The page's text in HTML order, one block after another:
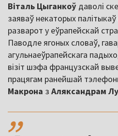
Віталь Цыганкоў даволі
заяваў некаторых
разварот у еўрапейскай
Паводле ягоных словаў,
агульнаеўрапейскага
візіт шэфа французскай
працягам ранейшай
Макрона з Аляксандрам
,,